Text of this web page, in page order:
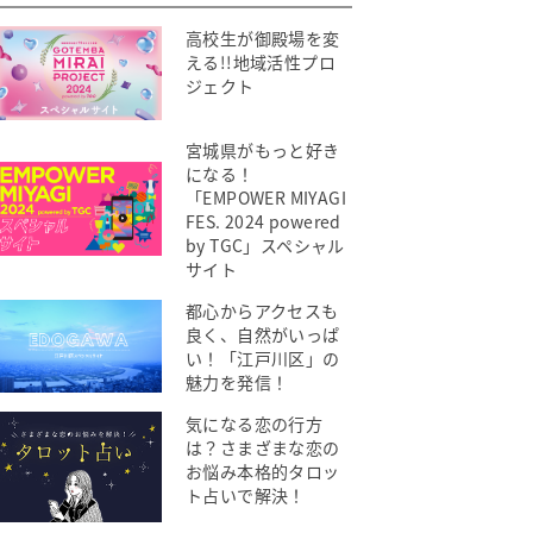
高校生が御殿場を変
える!!地域活性プロ
ジェクト
宮城県がもっと好き
になる！
「EMPOWER MIYAGI
FES. 2024 powered
by TGC」スペシャル
サイト
都心からアクセスも
良く、自然がいっぱ
い！「江戸川区」の
魅力を発信！
気になる恋の行方
は？さまざまな恋の
お悩み本格的タロッ
ト占いで解決！